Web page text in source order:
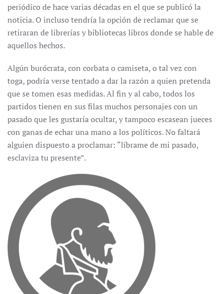
periódico de hace varias décadas en el que se publicó la
noticia. O incluso tendría la opción de reclamar que se
retiraran de librerías y bibliotecas libros donde se hable de
aquellos hechos.
Algún burócrata, con corbata o camiseta, o tal vez con
toga, podría verse tentado a dar la razón a quien pretenda
que se tomen esas medidas. Al fin y al cabo, todos los
partidos tienen en sus filas muchos personajes con un
pasado que les gustaría ocultar, y tampoco escasean jueces
con ganas de echar una mano a los políticos. No faltará
alguien dispuesto a proclamar: “líbrame de mi pasado,
esclaviza tu presente”.